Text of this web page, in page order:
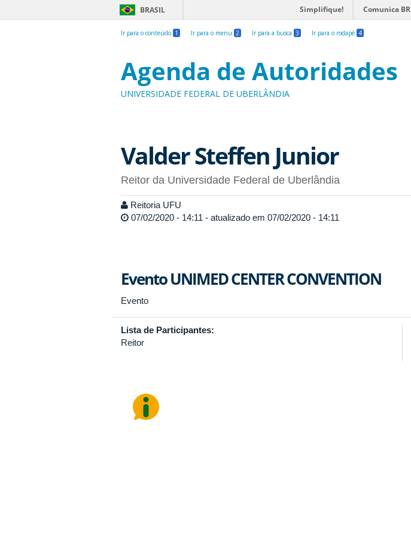
BRASIL Simplifique! Comunica BR
Ir para o conteúdo 1 Ir para o menu 2 Ir para a busca 3 Ir para o rodapé 4
Agenda de Autoridades
UNIVERSIDADE FEDERAL DE UBERLÂNDIA
Valder Steffen Junior
Reitor da Universidade Federal de Uberlândia
Reitoria UFU
07/02/2020 - 14:11 - atualizado em 07/02/2020 - 14:11
Evento UNIMED CENTER CONVENTION
Evento
Lista de Participantes:
Reitor